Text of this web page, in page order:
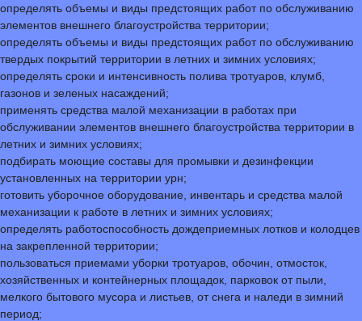
определять объемы и виды предстоящих работ по обслуживанию
элементов внешнего благоустройства территории;
определять объемы и виды предстоящих работ по обслуживанию
твердых покрытий территории в летних и зимних условиях;
определять сроки и интенсивность полива тротуаров, клумб,
газонов и зеленых насаждений;
применять средства малой механизации в работах при
обслуживании элементов внешнего благоустройства территории в
летних и зимних условиях;
подбирать моющие составы для промывки и дезинфекции
установленных на территории урн;
готовить уборочное оборудование, инвентарь и средства малой
механизации к работе в летних и зимних условиях;
определять работоспособность дождеприемных лотков и колодцев
на закрепленной территории;
пользоваться приемами уборки тротуаров, обочин, отмосток,
хозяйственных и контейнерных площадок, парковок от пыли,
мелкого бытового мусора и листьев, от снега и наледи в зимний
период;